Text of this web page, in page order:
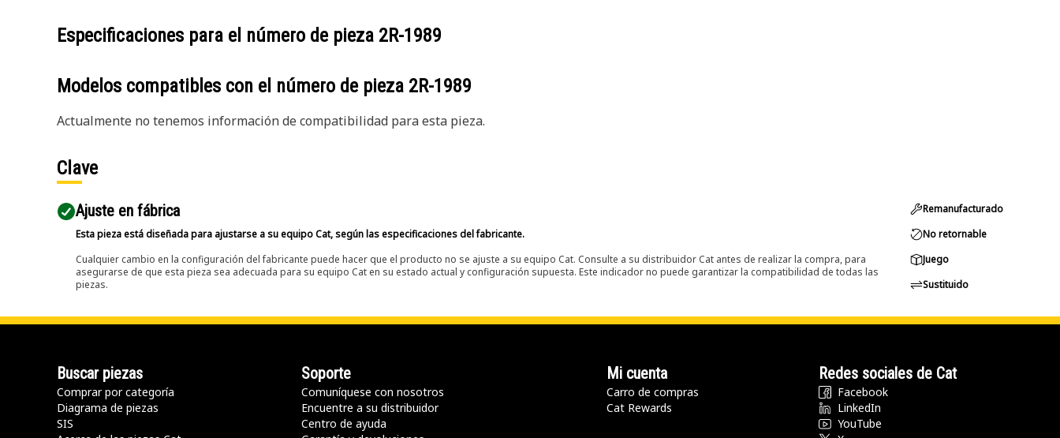
Especificaciones para el número de pieza 2R-1989
Modelos compatibles con el número de pieza 2R-1989
Actualmente no tenemos información de compatibilidad para esta pieza.
Clave
Ajuste en fábrica
Esta pieza está diseñada para ajustarse a su equipo Cat, según las especificaciones del fabricante.
Cualquier cambio en la configuración del fabricante puede hacer que el producto no se ajuste a su equipo Cat. Consulte a su distribuidor Cat antes de realizar la compra, para
asegurarse de que esta pieza sea adecuada para su equipo Cat en su estado actual y configuración supuesta. Este indicador no puede garantizar la compatibilidad de todas las
piezas.
Remanufacturado
No retornable
Juego
Sustituido
Buscar piezas
Comprar por categoría
Diagrama de piezas
SIS
Soporte
Comuníquese con nosotros
Encuentre a su distribuidor
Centro de ayuda
Mi cuenta
Carro de compras
Cat Rewards
Redes sociales de Cat
Facebook
LinkedIn
YouTube